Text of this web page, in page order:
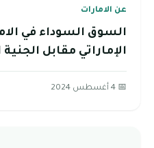
عن الامارات
السوق السوداء في
الإماراتي مقابل
📅 4 أغسطس 2024